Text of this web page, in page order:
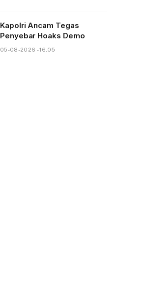
Kapolri Ancam Tegas
Penyebar Hoaks Demo
05-08-2026 - 16.05